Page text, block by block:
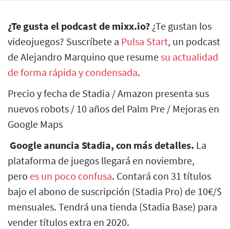
¿Te gusta el podcast de mixx.io? ¿Te gustan los
videojuegos? Suscríbete a Pulsa Start, un podcast
de Alejandro Marquino que resumesu actualidad
de forma rápida y condensada.
Precio y fecha de Stadia / Amazon presenta sus
nuevos robots / 10 años del Palm Pre / Mejoras en
Google Maps
Google anuncia Stadia, con más detalles. La
plataforma de juegos llegará en noviembre,
pero es un poco confusa. Contará con 31 títulos
bajo el abono de suscripción (Stadia Pro) de 10€/$
mensuales. Tendrá una tienda (Stadia Base) para
vender títulos extra en 2020.